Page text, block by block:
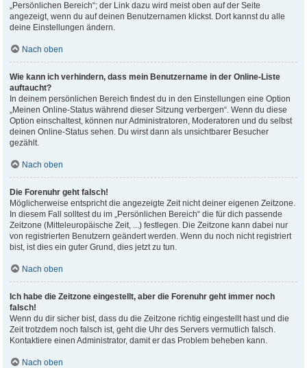
„Persönlichen Bereich“; der Link dazu wird meist oben auf der Seite
angezeigt, wenn du auf deinen Benutzernamen klickst. Dort kannst du alle
deine Einstellungen ändern.
Nach oben
Wie kann ich verhindern, dass mein Benutzername in der Online-Liste
auftaucht?
In deinem persönlichen Bereich findest du in den Einstellungen eine Option
„Meinen Online-Status während dieser Sitzung verbergen“. Wenn du diese
Option einschaltest, können nur Administratoren, Moderatoren und du selbst
deinen Online-Status sehen. Du wirst dann als unsichtbarer Besucher
gezählt.
Nach oben
Die Forenuhr geht falsch!
Möglicherweise entspricht die angezeigte Zeit nicht deiner eigenen Zeitzone.
In diesem Fall solltest du im „Persönlichen Bereich“ die für dich passende
Zeitzone (Mitteleuropäische Zeit, ...) festlegen. Die Zeitzone kann dabei nur
von registrierten Benutzern geändert werden. Wenn du noch nicht registriert
bist, ist dies ein guter Grund, dies jetzt zu tun.
Nach oben
Ich habe die Zeitzone eingestellt, aber die Forenuhr geht immer noch
falsch!
Wenn du dir sicher bist, dass du die Zeitzone richtig eingestellt hast und die
Zeit trotzdem noch falsch ist, geht die Uhr des Servers vermutlich falsch.
Kontaktiere einen Administrator, damit er das Problem beheben kann.
Nach oben